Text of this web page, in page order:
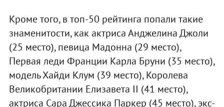
Кроме того, в топ-50 рейтинга попали такие
знаменитости, как актриса Анджелина Джоли
(25 место), певица Мадонна (29 место),
Первая леди Франции Карла Бруни (35 место),
модель Хайди Клум (39 место), Королева
Великобритании Елизавета II (41 место),
актриса Сара Джессика Паркер (45 место), экс-